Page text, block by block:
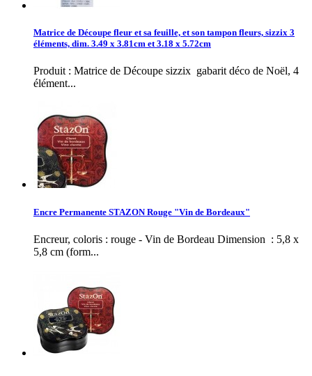
Matrice de Découpe fleur et sa feuille, et son tampon fleurs, sizzix 3
éléments, dim. 3.49 x 3.81cm et 3.18 x 5.72cm
Produit : Matrice de Découpe sizzix gabarit déco de Noël, 4
élément...
Encre Permanente STAZON Rouge "Vin de Bordeaux"
Encreur, coloris : rouge - Vin de Bordeau Dimension : 5,8 x
5,8 cm (form...